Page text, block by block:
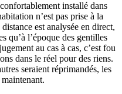
installé dans
n’est pas prise à la
est analysée en direct,
qu’à l’époque des gentilles
au cas à cas, c’est fou
dans le réel pour des riens.
seraient réprimandés, les